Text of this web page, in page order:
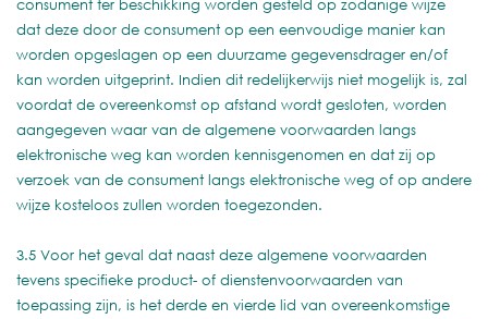
consument ter beschikking worden gesteld op zodanige wijze
dat deze door de consument op een eenvoudige manier kan
worden opgeslagen op een duurzame gegevensdrager en/of
kan worden uitgeprint. Indien dit redelijkerwijs niet mogelijk is, zal
voordat de overeenkomst op afstand wordt gesloten, worden
aangegeven waar van de algemene voorwaarden langs
elektronische weg kan worden kennisgenomen en dat zij op
verzoek van de consument langs elektronische weg of op andere
wijze kosteloos zullen worden toegezonden.
3.5 Voor het geval dat naast deze algemene voorwaarden
tevens specifieke product- of dienstenvoorwaarden van
toepassing zijn, is het derde en vierde lid van overeenkomstige